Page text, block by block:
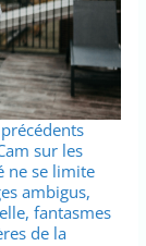
sur les
ne se limite
ambigus,
fantasmes
de la